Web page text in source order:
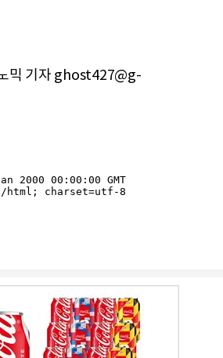
믹 기자 ghost427@g-